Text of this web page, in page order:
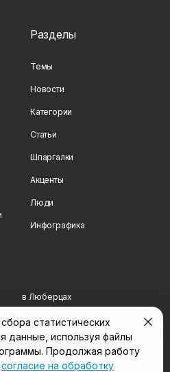
Разделы
Темы
Новости
Категории
Статьи
Шпаргалки
Акценты
Люди
Инфографика
в Люберцах
в Красногорске
в Королёве
в Домодедово
статистических
данные, используя файлы
Продолжая работу
согласие на обработку